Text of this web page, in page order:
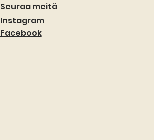
Seuraa meitä
Instagram
Facebook